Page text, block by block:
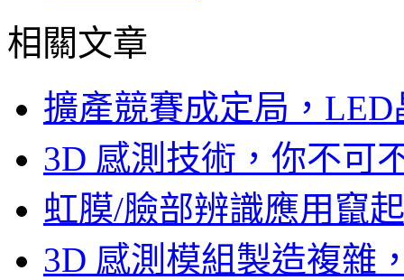
相關文章
擴產競賽成定局，
3D 感測技術，你不可
虹膜/臉部辨識應用竄
3D 感測模組製造複雜